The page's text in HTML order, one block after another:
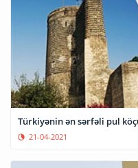
Türkiyənin ən sərfəli pul
21-04-2021